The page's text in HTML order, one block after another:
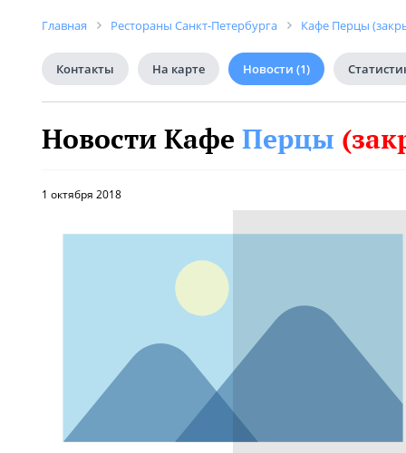
Главная Рестораны Санкт-Петербурга Кафе Перцы
Контакты На карте Новости (1)
Новости Кафе Перцы
1 октября 2018